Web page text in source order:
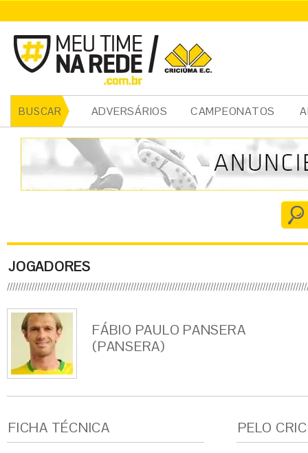
BUSCAR ADVERSÁRIOS CAMPEONATOS
JOGADORES
FÁBIO PAULO PANSERA
(PANSERA)
FICHA TÉCNICA PELO